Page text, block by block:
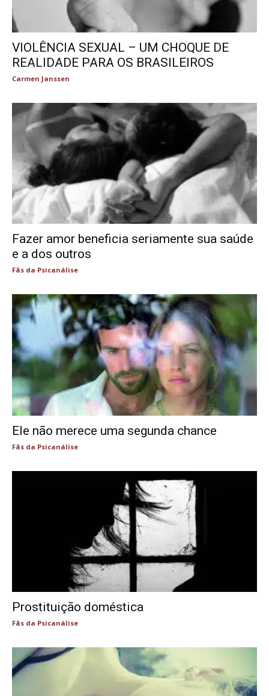
VIOLÊNCIA SEXUAL – UM CHOQUE DE
REALIDADE PARA OS BRASILEIROS
Carmen Janssen
Fazer amor beneficia seriamente sua saúde
e a dos outros
Fãs da Psicanálise
Ele não merece uma segunda chance
Fãs da Psicanálise
Prostituição doméstica
Fãs da Psicanálise